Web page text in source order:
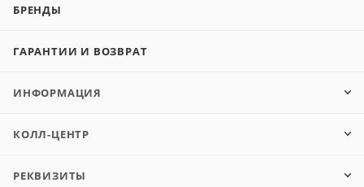
БРЕНДЫ
ГАРАНТИИ И ВОЗВРАТ
ИНФОРМАЦИЯ
КОЛЛ-ЦЕНТР
РЕКВИЗИТЫ